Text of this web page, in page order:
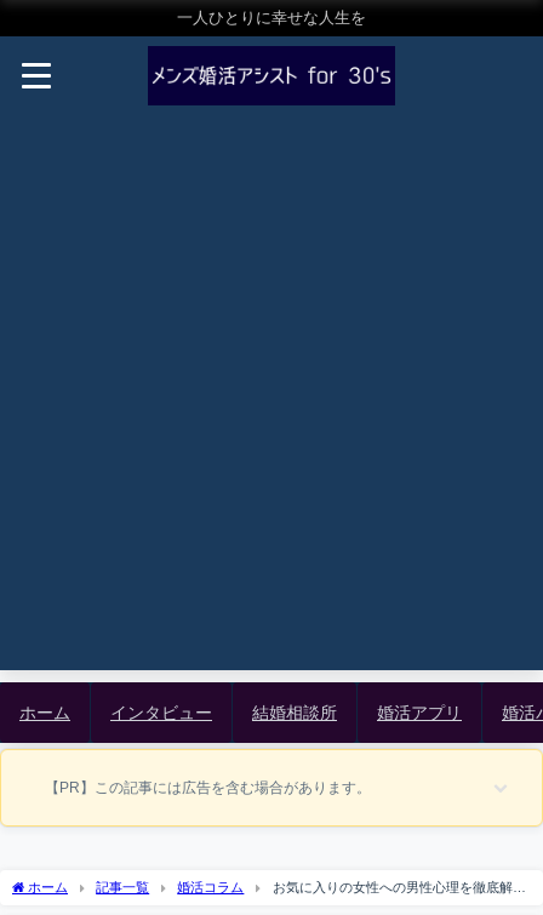
一人ひとりに幸せな人生を
ホーム インタビュー 結婚相談所 婚活アプリ 婚活
【PR】この記事には広告を含む場合があります。
ホーム 記事一覧 婚活コラム
お気に入りの女性への男性心理を徹底解